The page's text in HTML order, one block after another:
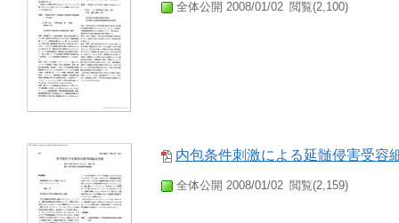
全体公開 2008/01/02 閲覧(2,100)
内包条件刺激による延髄侵害受容
全体公開 2008/01/02 閲覧(2,159)